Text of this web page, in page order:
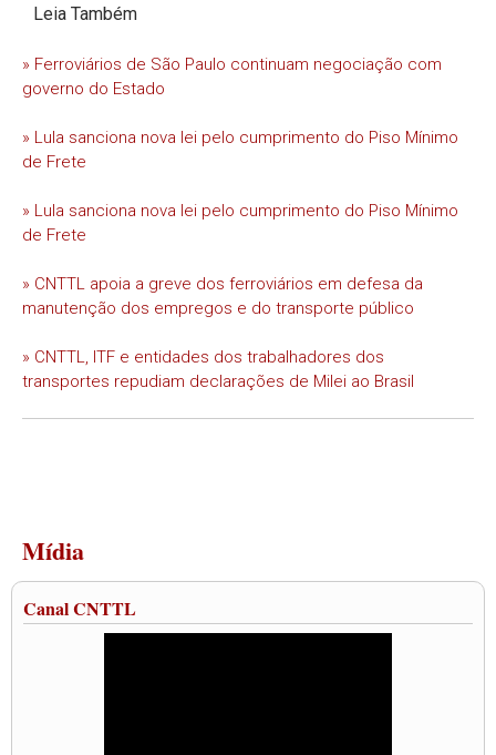
Leia Também
» Ferroviários de São Paulo continuam negociação com
governo do Estado
» Lula sanciona nova lei pelo cumprimento do Piso Mínimo
de Frete
» Lula sanciona nova lei pelo cumprimento do Piso Mínimo
de Frete
» CNTTL apoia a greve dos ferroviários em defesa da
manutenção dos empregos e do transporte público
» CNTTL, ITF e entidades dos trabalhadores dos
transportes repudiam declarações de Milei ao Brasil
Mídia
Canal CNTTL